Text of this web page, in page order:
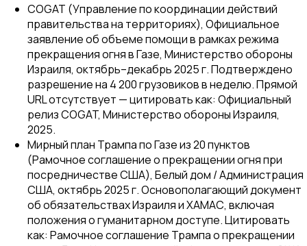
COGAT (Управление по координации действий
правительства на территориях), Официальное
заявление об объеме помощи в рамках режима
прекращения огня в Газе, Министерство обороны
Израиля, октябрь–декабрь 2025 г. Подтверждено
разрешение на 4 200 грузовиков в неделю. Прямой
URL отсутствует — цитировать как: Официальный
релиз COGAT, Министерство обороны Израиля,
2025.
Мирный план Трампа по Газе из 20 пунктов
(Рамочное соглашение о прекращении огня при
посредничестве США), Белый дом / Администрация
США, октябрь 2025 г. Основополагающий документ
об обязательствах Израиля и ХАМАС, включая
положения о гуманитарном доступе. Цитировать
как: Рамочное соглашение Трампа о прекращении